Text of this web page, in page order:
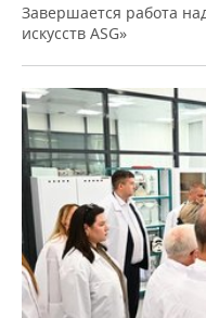
Завершается работа
искусств ASG»